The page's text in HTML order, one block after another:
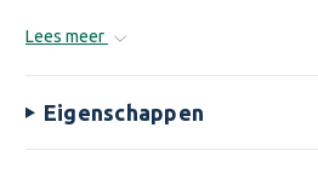
Lees meer
Eigenschappen